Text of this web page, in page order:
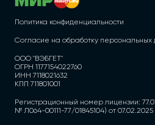
Политика конфиденциальности
Согласие на обработку персональных
ООО "ВЭБГЕТ"
ОГРН 1177154022760
ИНН 7118021632
КПП 711801001
Регистрационный номер лицензии:
№ Л064-00111-77/01845104) от 07.02.2025